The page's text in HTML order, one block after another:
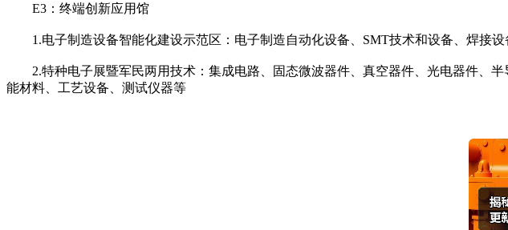
E3：终端创新应用馆
1.电子制造设备智能化建设示范区：电子制造自动化设备、SMT技术和设备、焊接设
2.特种电子展暨军民两用技术：集成电路、固态微波器件、真空器件、光电器件、半
能材料、工艺设备、测试仪器等